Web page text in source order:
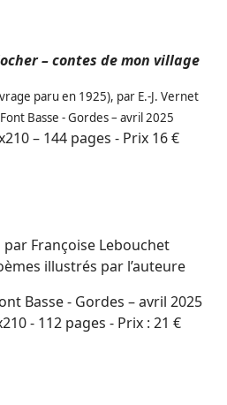
– contes de mon village
paru en 1925), par E.-J. Vernet
Basse - Gordes – avril 2025
– 144 pages - Prix 16 €
par Françoise Lebouchet
illustrés par l’auteure
Basse - Gordes – avril 2025
- 112 pages - Prix : 21 €